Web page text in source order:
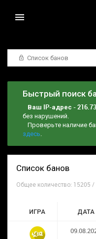
Список банов
Быстрый поиск
Ваш IP-адрес -
без нарушений.
Проверьте наличие
здесь.
Список банов
Общее количество: 15205 /
ИГРА ДАТА